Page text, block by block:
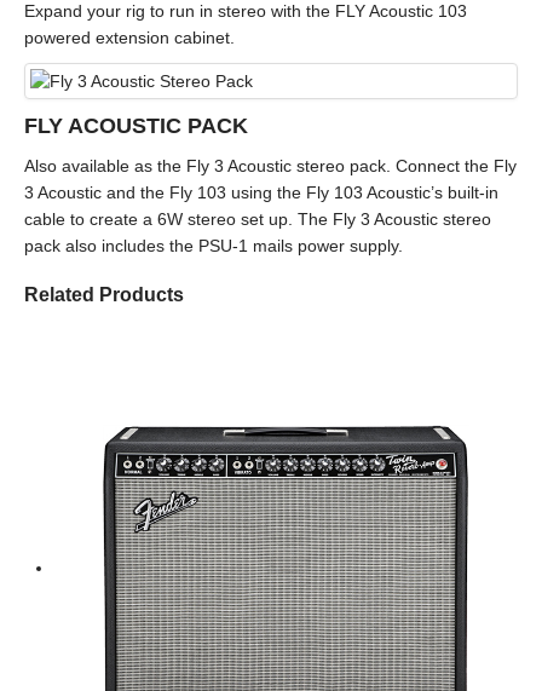
Expand your rig to run in stereo with the FLY Acoustic 103
powered extension cabinet.
FLY ACOUSTIC PACK
Also available as the Fly 3 Acoustic stereo pack. Connect the Fly
3 Acoustic and the Fly 103 using the Fly 103 Acoustic’s built-in
cable to create a 6W stereo set up. The Fly 3 Acoustic stereo
pack also includes the PSU-1 mails power supply.
Related Products